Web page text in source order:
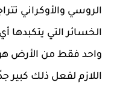
الروسي والأوكراني
الخسائر التي يتكبدها
واحد فقط من الأرض
اللازم لفعل ذلك كبير